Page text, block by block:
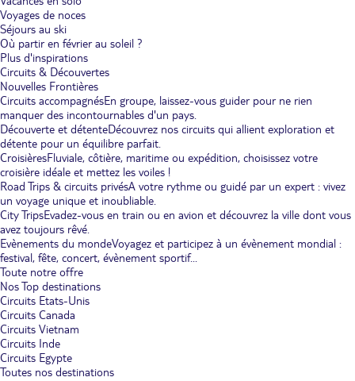
Voyages de noces
Séjours au ski
Où partir en février au soleil ?
Plus d'inspirations
Circuits & Découvertes
Nouvelles Frontières
Circuits accompagnésEn groupe, laissez-vous guider pour ne rien
manquer des incontournables d'un pays.
Découverte et détenteDécouvrez nos circuits qui allient exploration et
détente pour un équilibre parfait.
CroisièresFluviale, côtière, maritime ou expédition, choisissez votre
croisière idéale et mettez les voiles !
Road Trips & circuits privésA votre rythme ou guidé par un expert : vivez
un voyage unique et inoubliable.
City TripsEvadez-vous en train ou en avion et découvrez la ville dont vous
avez toujours rêvé.
Evènements du mondeVoyagez et participez à un évènement mondial :
festival, fête, concert, évènement sportif...
Toute notre offre
Nos Top destinations
Circuits Etats-Unis
Circuits Canada
Circuits Vietnam
Circuits Inde
Circuits Egypte
Toutes nos destinations